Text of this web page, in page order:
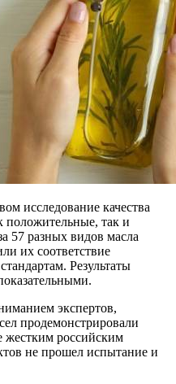
исследование качества
положительные, так и
57 разных видов масла
их соответствие
Результаты
экспертов,
продемонстрировали
жестким российским
не прошел испытание и